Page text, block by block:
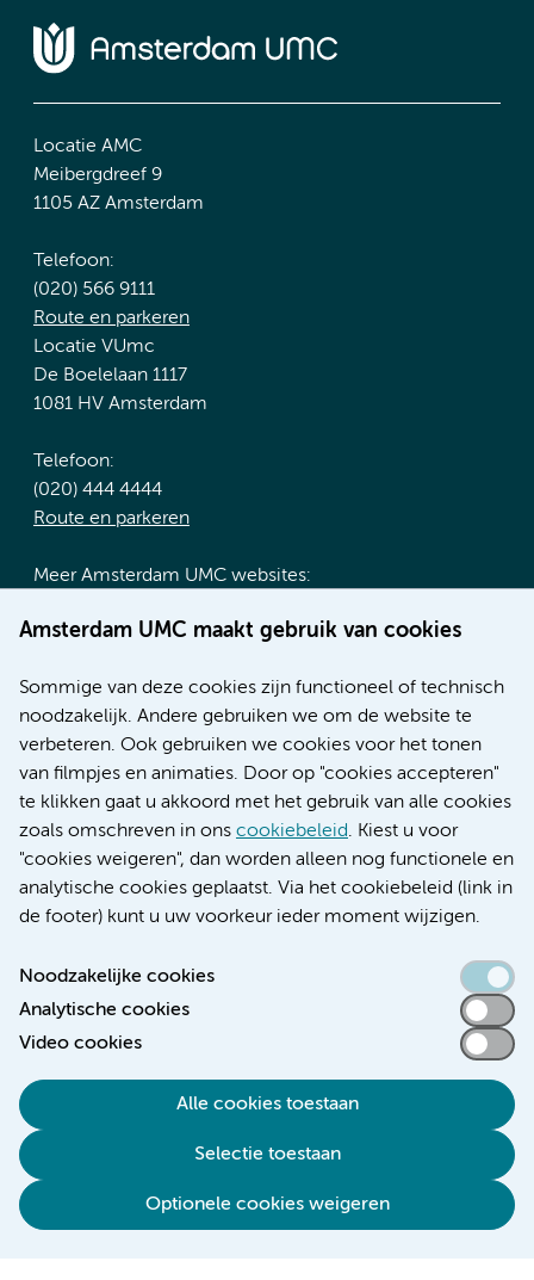
Amsterdam UMC maakt gebruik van cookies
Sommige van deze cookies zijn functioneel of technisch
noodzakelijk. Andere gebruiken we om de website te
verbeteren. Ook gebruiken we cookies voor het tonen
van filmpjes en animaties. Door op "cookies accepteren"
te klikken gaat u akkoord met het gebruik van alle cookies
zoals omschreven in ons cookiebeleid. Kiest u voor
"cookies weigeren", dan worden alleen nog functionele en
analytische cookies geplaatst. Via het cookiebeleid (link in
de footer) kunt u uw voorkeur ieder moment wijzigen.
Noodzakelijke cookies
Analytische cookies
Video cookies
Alle cookies toestaan
Selectie toestaan
Optionele cookies weigeren
Locatie AMC
Meibergdreef 9
1105 AZ Amsterdam
Telefoon:
(020) 566 9111
Route en parkeren
Locatie VUmc
De Boelelaan 1117
1081 HV Amsterdam
Telefoon:
(020) 444 4444
Route en parkeren
Meer Amsterdam UMC websites:
Werken bij Amsterdam UMC
Nieuws
Research
Educatie locatie AMC
Educatie locatie VUmc
Verwijzen & diagnostiek
Toegankelijkheidsverklaring
Responsible disclosure